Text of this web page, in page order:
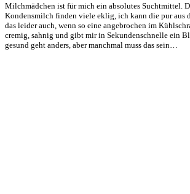
Milchmädchen ist für mich ein absolutes Suchtmittel.
Kondensmilch finden viele eklig, ich kann die pur aus
das leider auch, wenn so eine angebrochen im
cremig, sahnig und gibt mir in Sekundenschnelle ein
gesund geht anders, aber manchmal muss das sein…